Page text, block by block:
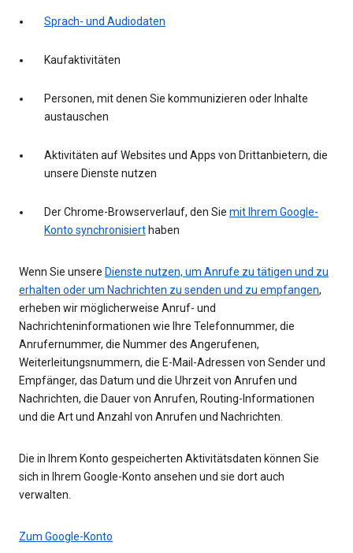
Sprach- und Audiodaten
Kaufaktivitäten
Personen, mit denen Sie kommunizieren oder Inhalte
austauschen
Aktivitäten auf Websites und Apps von Drittanbietern, die
unsere Dienste nutzen
Der Chrome-Browserverlauf, den Sie mit Ihrem Google-
Konto synchronisiert haben
Wenn Sie unsere Dienste nutzen, um Anrufe zu tätigen und zu
erhalten oder um Nachrichten zu senden und zu empfangen,
erheben wir möglicherweise Anruf- und
Nachrichteninformationen wie Ihre Telefonnummer, die
Anrufernummer, die Nummer des Angerufenen,
Weiterleitungsnummern, die E-Mail-Adressen von Sender und
Empfänger, das Datum und die Uhrzeit von Anrufen und
Nachrichten, die Dauer von Anrufen, Routing-Informationen
und die Art und Anzahl von Anrufen und Nachrichten.
Die in Ihrem Konto gespeicherten Aktivitätsdaten können Sie
sich in Ihrem Google-Konto ansehen und sie dort auch
verwalten.
Zum Google-Konto